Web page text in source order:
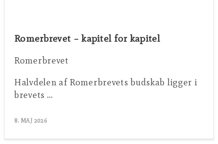
Romerbrevet – kapitel for kapitel
Romerbrevet
Halvdelen af Romerbrevets budskab ligger i
brevets …
8. MAJ 2026